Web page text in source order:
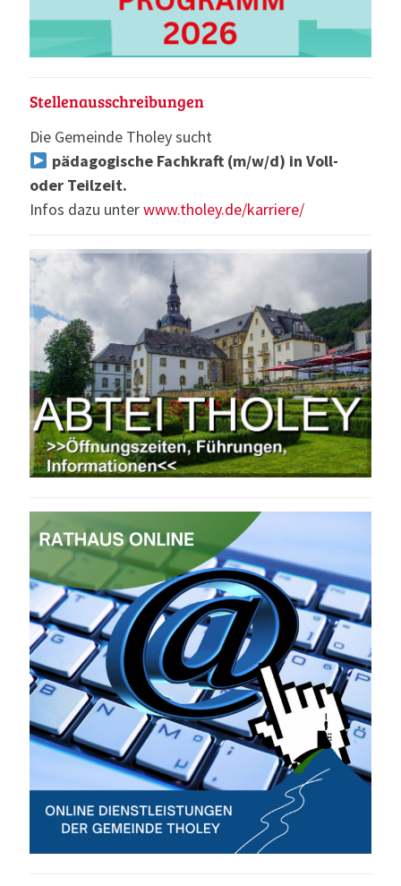
Stellenausschreibungen
Die Gemeinde Tholey sucht
pädagogische Fachkraft (m/w/d) in Voll-
oder Teilzeit.
Infos dazu unterwww.tholey.de/karriere/